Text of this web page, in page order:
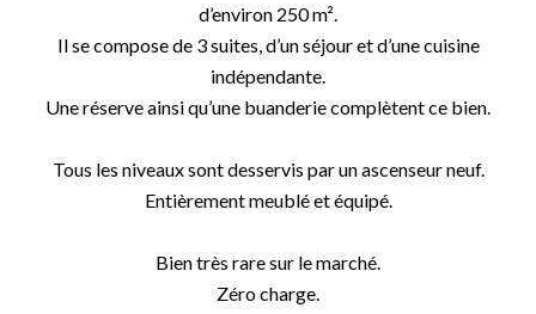
d’environ 250 m².
Il se compose de 3 suites, d’un séjour et d’une cuisine
indépendante.
Une réserve ainsi qu’une buanderie complètent ce bien.
Tous les niveaux sont desservis par un ascenseur neuf.
Entièrement meublé et équipé.
Bien très rare sur le marché.
Zéro charge.